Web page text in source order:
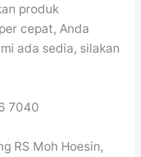
produk
cepat, Anda
ada sedia, silakan
7040
RS Moh Hoesin,